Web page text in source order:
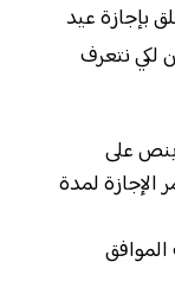
بإجازة عيد
لكي نتعرف
ينص على
الإجازة لمدة